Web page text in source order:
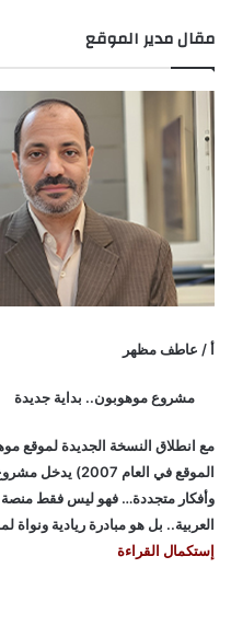
مقال مدير الموقع
أ / عاطف مظهر
مشروع موهوبون.. بداية جديدة
مع انطلاق النسخة الجديدة لموقع
الموقع في العام
وأفكار متجددة… فهو ليس فقط منصة
العربية.. بل هو مبادرة ريادية
إستكمال القراءة